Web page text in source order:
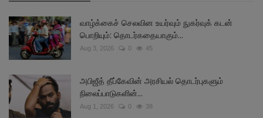
வாழ்க்கைச் செலவின உயர்வும் நுகர்வுக் கடன்
பொறியும்: தொடர்கதையாகும்...
Aug 3, 2026 0 45
அபிஜீத் தீப்கேவின் அரசியல் தொடர்புகளும்
நிலைப்பாடுகளின்...
Aug 1, 2026 0 38